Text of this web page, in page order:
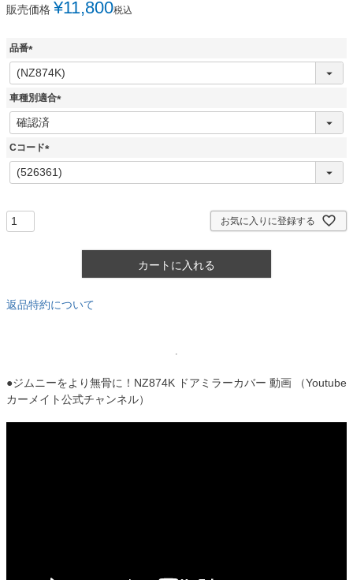
販売価格 ¥11,800税込
品番
(
必
須
車種別適合
(
Cコード
(
必
お気に入りに登録する
カートに入れる
返品特約について
●ジムニーをより無骨に！NZ874K ドアミラーカバー 動画 （Youtube
カーメイト公式チャンネル）